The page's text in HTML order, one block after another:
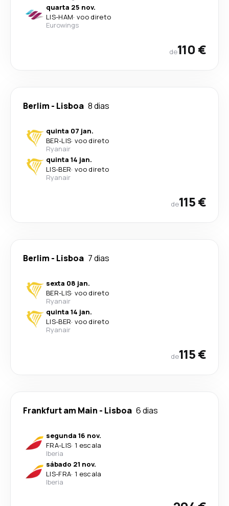
quarta 25 nov.
LIS-HAM· voo direto
Eurowings
de110 €
Berlim - Lisboa 8 dias
quinta 07 jan.
BER-LIS· voo direto
Ryanair
quinta 14 jan.
LIS-BER· voo direto
Ryanair
de115 €
Berlim - Lisboa 7 dias
sexta 08 jan.
BER-LIS· voo direto
Ryanair
quinta 14 jan.
LIS-BER· voo direto
Ryanair
de115 €
Frankfurt am Main - Lisboa 6 dias
segunda 16 nov.
FRA-LIS· 1 escala
Iberia
sábado 21 nov.
LIS-FRA· 1 escala
Iberia